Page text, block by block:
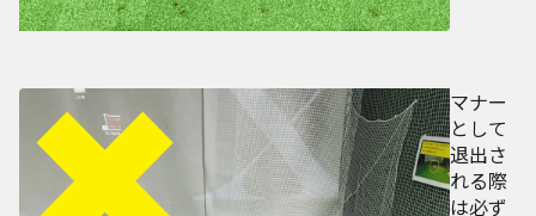
マナー
として
退出さ
れる際
は必ず